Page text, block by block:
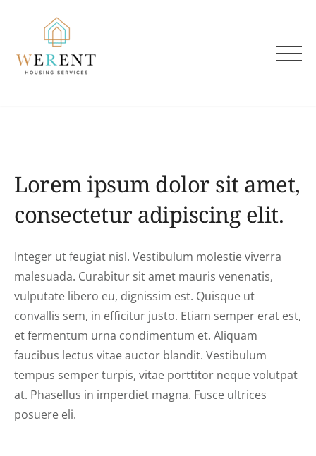
Lorem ipsum dolor sit amet,
consectetur adipiscing elit.
Integer ut feugiat nisl. Vestibulum molestie viverra
malesuada. Curabitur sit amet mauris venenatis,
vulputate libero eu, dignissim est. Quisque ut
convallis sem, in efficitur justo. Etiam semper erat est,
et fermentum urna condimentum et. Aliquam
faucibus lectus vitae auctor blandit. Vestibulum
tempus semper turpis, vitae porttitor neque volutpat
at. Phasellus in imperdiet magna. Fusce ultrices
posuere eli.